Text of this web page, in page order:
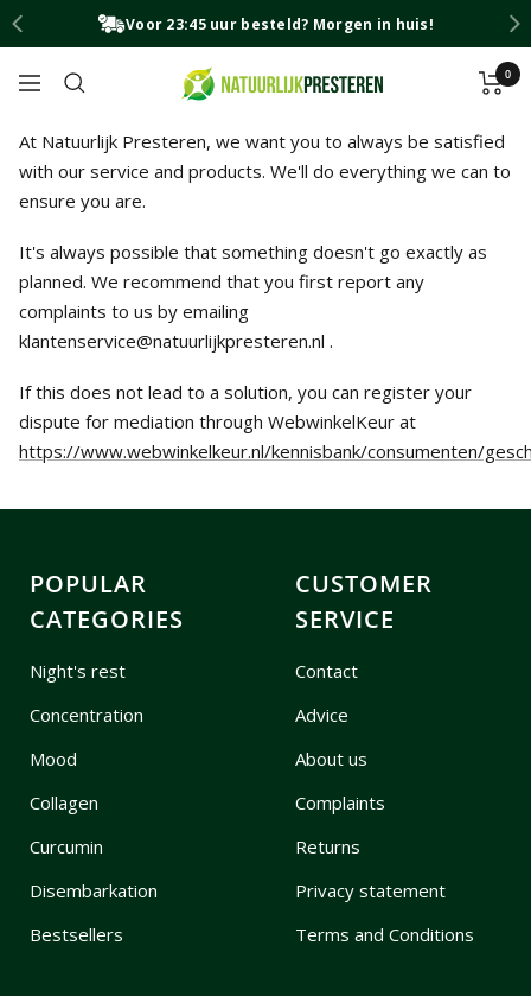
Skip
to
content
Voor 23:45 uur besteld? Morgen in huis!
Navigation
Natuurlijk
0
At Natuurlijk Presteren, we want you to always be satisfied
with our service and products. We'll do everything we can to
ensure you are.
It's always possible that something doesn't go exactly as
planned. We recommend that you first report any
complaints to us by emailing
klantenservice@natuurlijkpresteren.nl .
If this does not lead to a solution, you can register your
dispute for mediation through WebwinkelKeur at
https://www.webwinkelkeur.nl/kennisbank/consumenten/
POPULAR
CATEGORIES
Night's rest
Concentration
Mood
Collagen
Curcumin
Disembarkation
Bestsellers
CUSTOMER
SERVICE
Contact
Advice
About us
Complaints
Returns
Privacy statement
Terms and Conditions